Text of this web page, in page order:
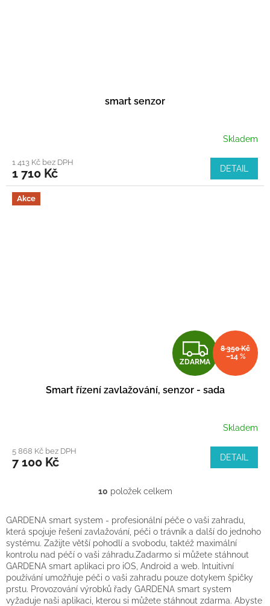
smart senzor
Skladem
1 413 Kč bez DPH
1 710 Kč DETAIL
Akce
Z
D
A
R
M
A
ZDARMA
8 350 Kč
–14 %
Smart řízení zavlažování, senzor - sada
Skladem
5 868 Kč bez DPH
7 100 Kč DETAIL
O
l
á
d
a
c
í
p
r
10 položek celkem
GARDENA smart system - profesionální péče o vaši zahradu,
která spojuje řešení zavlažování, péči o trávník a další do jednoho
systému. Zažijte větší pohodlí a svobodu, taktéž maximální
kontrolu nad péčí o vaši záhradu.Zadarmo si můžete stáhnout
GARDENA smart aplikaci pro iOS, Android a web. Intuitivní
používání umožňuje péči o vaši zahradu pouze dotykem špičky
prstu. Provozování výrobků řady GARDENA smart system
vyžaduje naši aplikaci, kterou si můžete stáhnout zdarma. Abyste